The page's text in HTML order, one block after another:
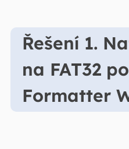
Řešení 1.
na FAT32
Formatter